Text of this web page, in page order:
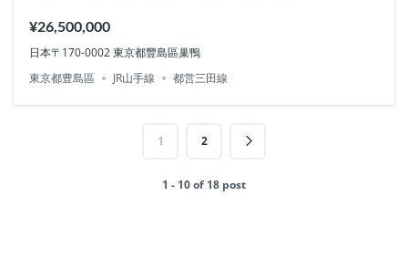
¥26,500,000
日本〒170-0002 東京都豐島區巢鴨
東京都豊島區
JR山手線 都営三田線
1 2
1 - 10 of 18 post